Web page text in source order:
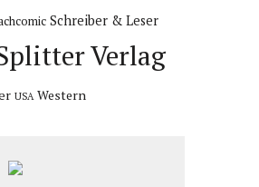
Schreiber & Leser
Verlag
USA Western